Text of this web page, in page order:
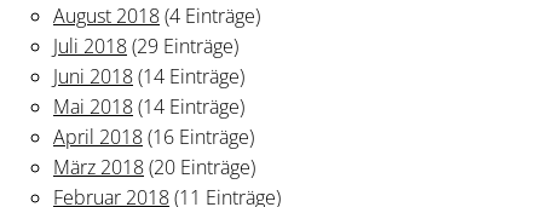
August 2018(4 Einträge)
Juli 2018(29 Einträge)
Juni 2018(14 Einträge)
Mai 2018(14 Einträge)
April 2018(16 Einträge)
März 2018(20 Einträge)
Februar 2018(11 Einträge)